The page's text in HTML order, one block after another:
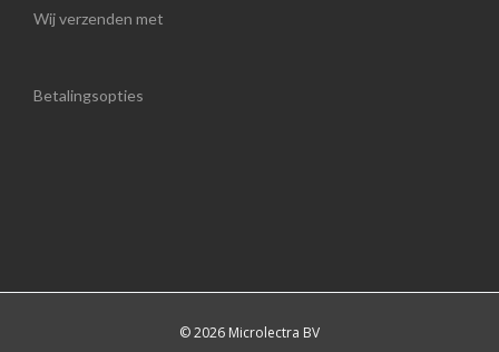
Wij verzenden met
Betalingsopties
© 2026 Microlectra BV